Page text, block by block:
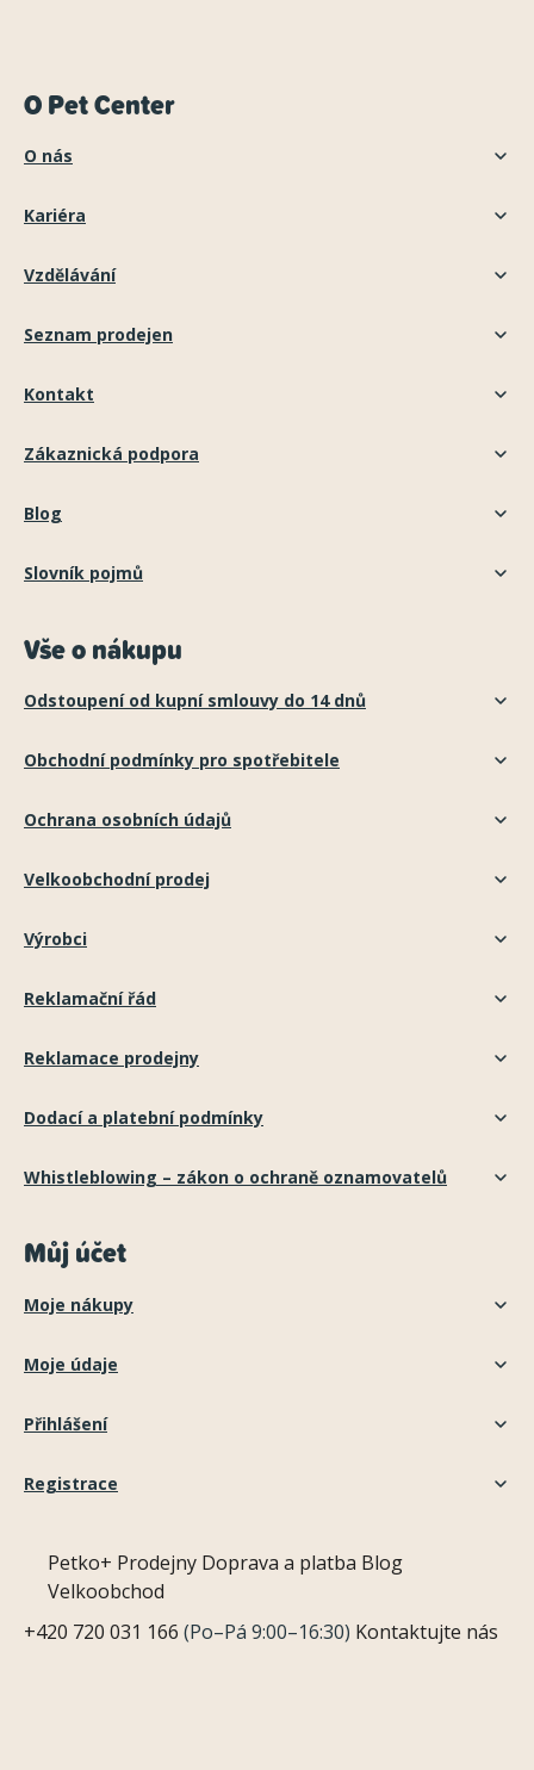
O Pet Center
O nás
Kariéra
Vzdělávání
Seznam prodejen
Kontakt
Zákaznická podpora
Blog
Slovník pojmů
Vše o nákupu
Odstoupení od kupní smlouvy do 14 dnů
Obchodní podmínky pro spotřebitele
Ochrana osobních údajů
Velkoobchodní prodej
Výrobci
Reklamační řád
Reklamace prodejny
Dodací a platební podmínky
Whistleblowing – zákon o ochraně oznamovatelů
Můj účet
Moje nákupy
Moje údaje
Přihlášení
Registrace
Petko+ Prodejny Doprava a platba Blog
Velkoobchod
+420 720 031 166 (Po–Pá 9:00–16:30) Kontaktujte nás